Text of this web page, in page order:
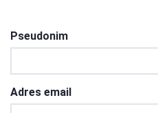
Pseudonim
Adres email